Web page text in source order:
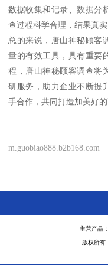
数据收集和记录、数据分
查过程科学合理，结果真实
总的来说，唐山神秘顾客
量的有效工具，具有重要
程，唐山神秘顾客调查将
研服务，助力企业不断提
手合作，共同打造加美好的
m.guobiao888.b2b168.com
主营产品
版权所有